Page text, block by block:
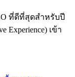
ที่ดีที่สุดสำหรับปี
Experience) เข้า